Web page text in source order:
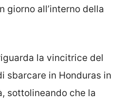
giorno all’interno della
la vincitrice del
sbarcare in Honduras in
sottolineando che la